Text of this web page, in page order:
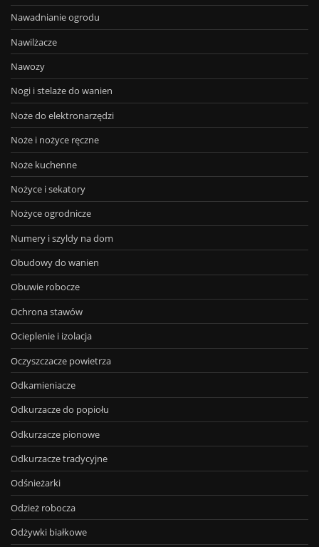
Nawadnianie ogrodu
Nawilżacze
Nawozy
Nogi i stelaże do wanien
Noże do elektronarzędzi
Noże i nożyce ręczne
Noże kuchenne
Nożyce i sekatory
Nożyce ogrodnicze
Numery i szyldy na dom
Obudowy do wanien
Obuwie robocze
Ochrona stawów
Ocieplenie i izolacja
Oczyszczacze powietrza
Odkamieniacze
Odkurzacze do popiołu
Odkurzacze pionowe
Odkurzacze tradycyjne
Odśnieżarki
Odzież robocza
Odżywki białkowe